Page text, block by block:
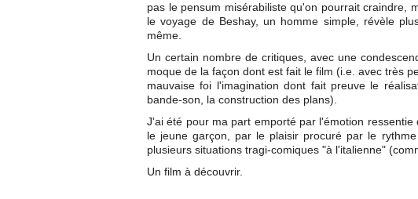
pas le pensum misérabiliste qu'on pourrait craindre,
le voyage de Beshay, un homme simple, révèle
même.
Un certain nombre de critiques, avec une
moque de la façon dont est fait le film (i.e. avec très
mauvaise foi l'imagination dont fait preuve le
bande-son, la construction des plans).
J'ai été pour ma part emporté par l'émotion
le jeune garçon, par le plaisir procuré par le
plusieurs situations tragi-comiques "à l'italienne"
Un film à découvrir.